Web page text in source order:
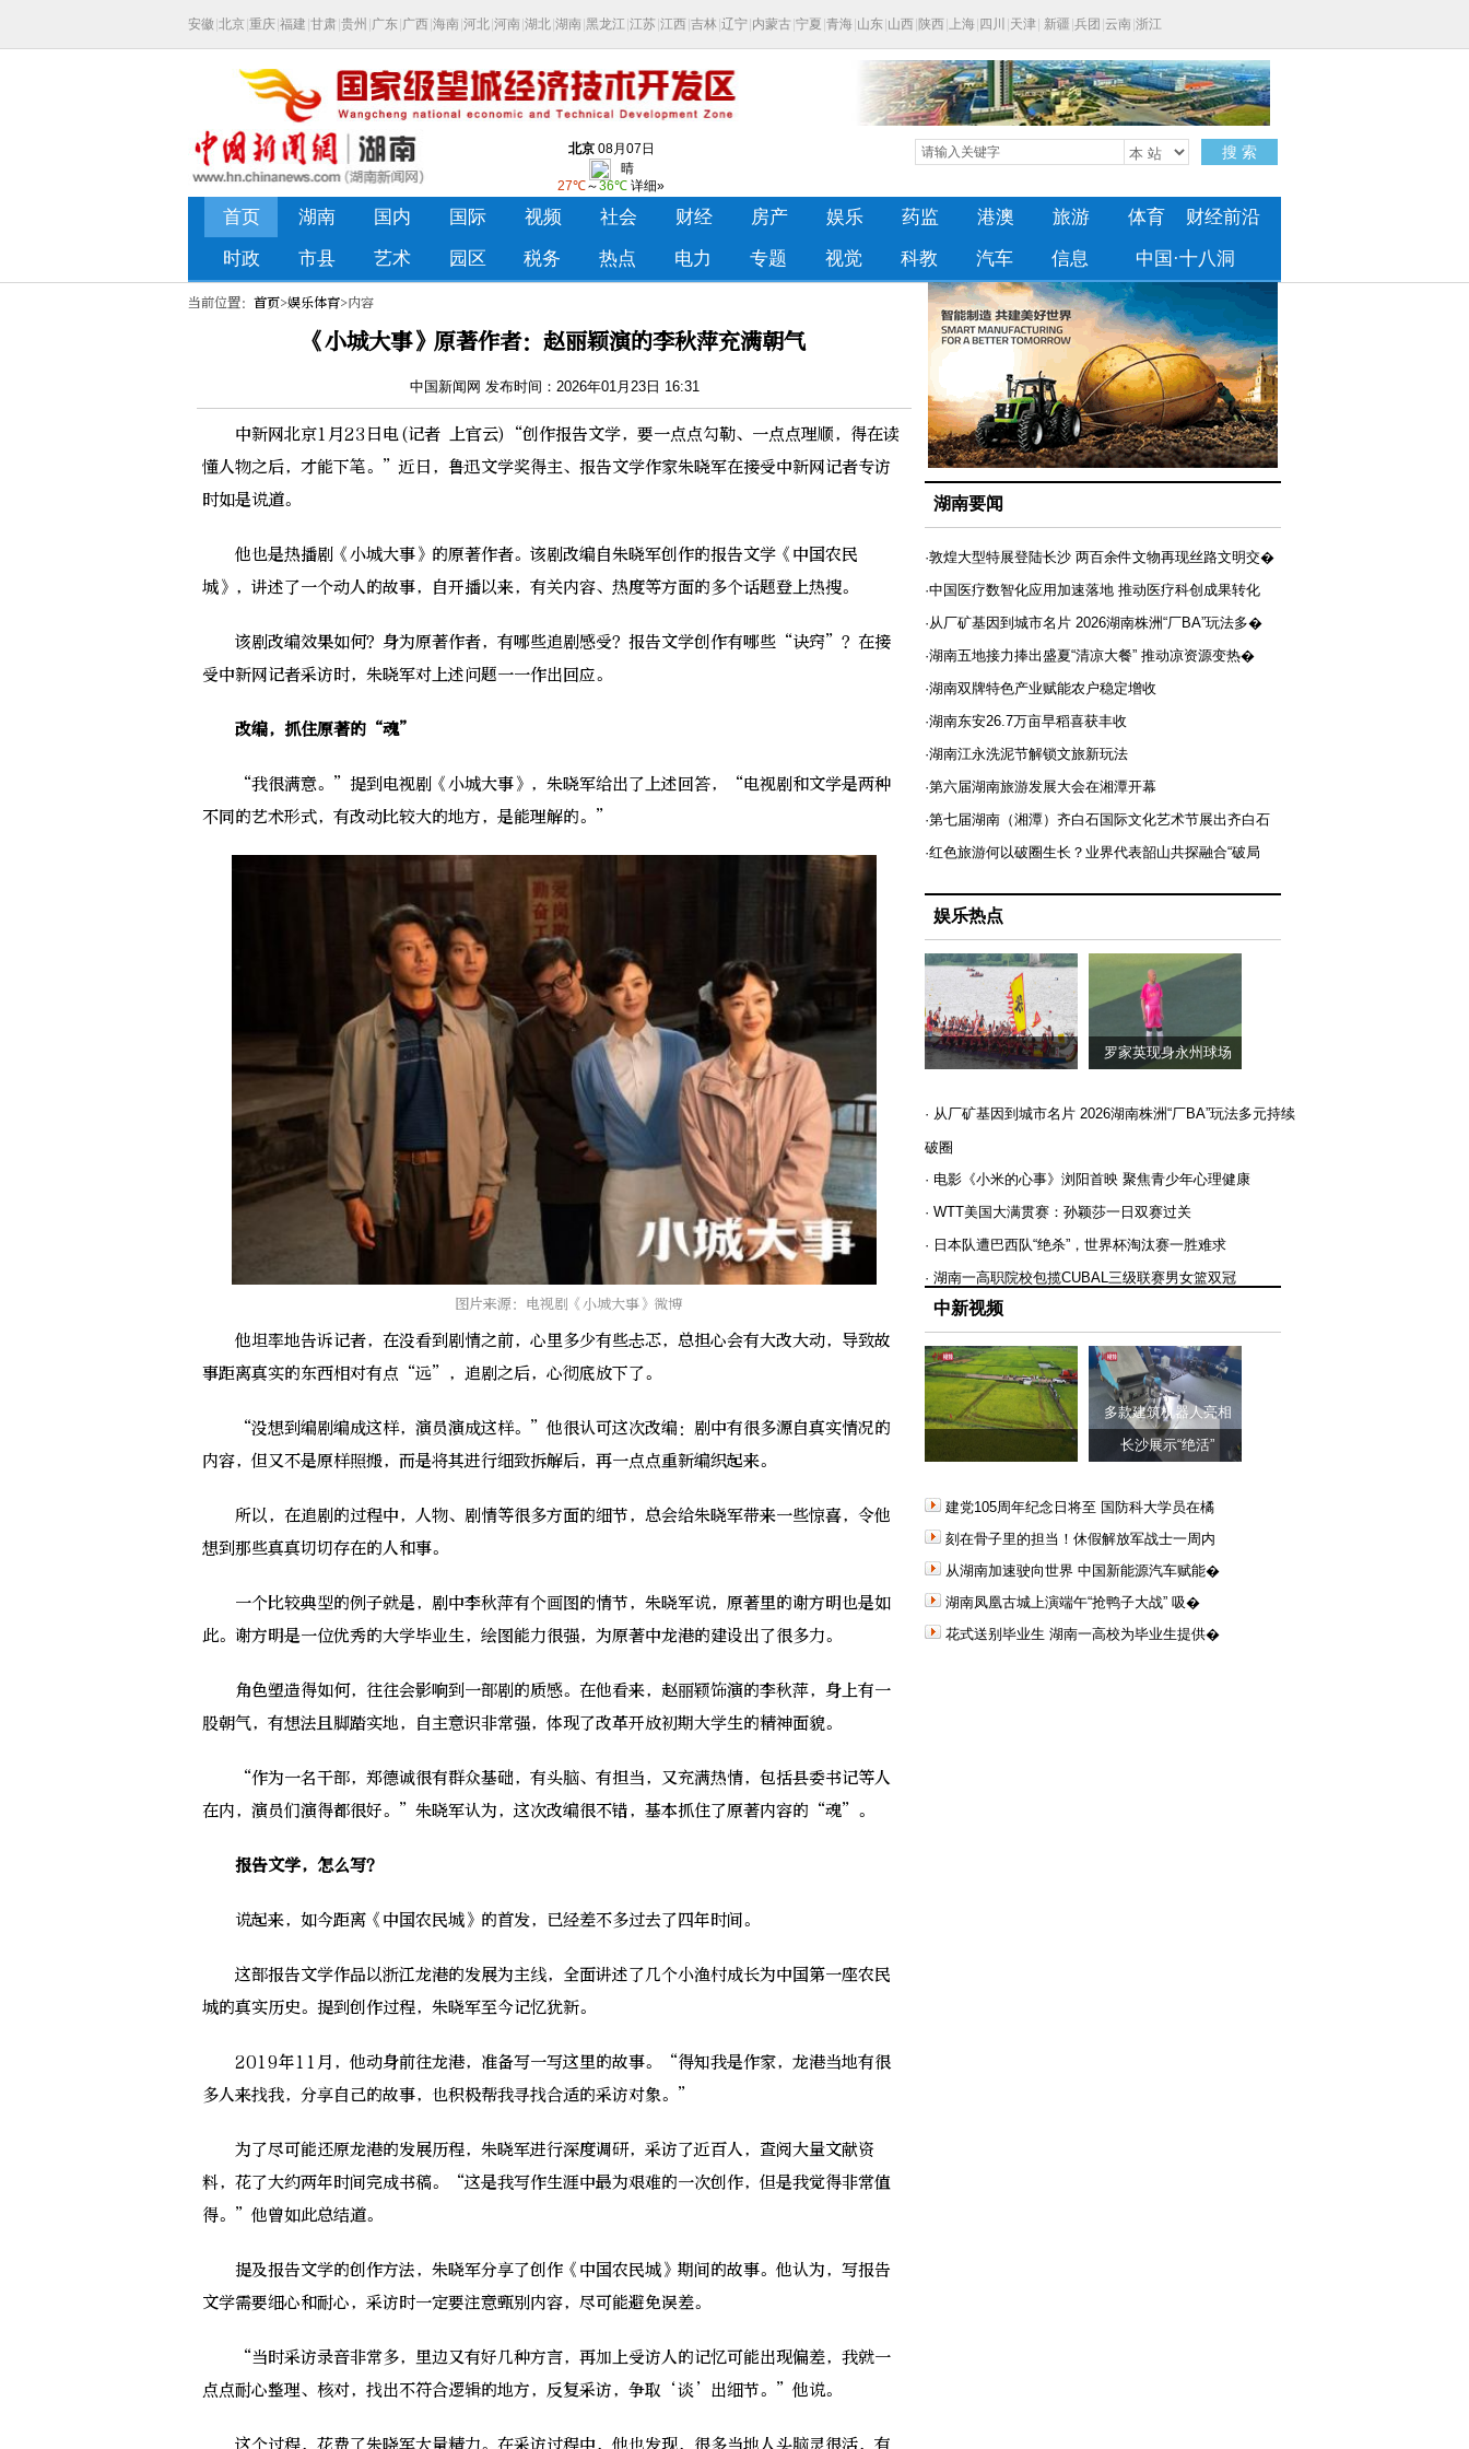
当前位置： 首页>娱乐体育>内容
《小城大事》原著作者：赵丽颖演的李秋萍充满朝气
中国新闻网 发布时间：2026年01月23日 16:31
中新网北京1月23日电(记者 上官云)“创作报告文学，要一点点勾勒、一点点理顺，得在读
懂人物之后，才能下笔。”近日，鲁迅文学奖得主、报告文学作家朱晓军在接受中新网记者专访
时如是说道。
他也是热播剧《小城大事》的原著作者。该剧改编自朱晓军创作的报告文学《中国农民
城》，讲述了一个动人的故事，自开播以来，有关内容、热度等方面的多个话题登上热搜。
该剧改编效果如何？身为原著作者，有哪些追剧感受？报告文学创作有哪些“诀窍”？在接
受中新网记者采访时，朱晓军对上述问题一一作出回应。
改编，抓住原著的“魂”
“我很满意。”提到电视剧《小城大事》，朱晓军给出了上述回答，“电视剧和文学是两种
不同的艺术形式，有改动比较大的地方，是能理解的。”
图片来源：电视剧《小城大事》微博
他坦率地告诉记者，在没看到剧情之前，心里多少有些忐忑，总担心会有大改大动，导致故
事距离真实的东西相对有点“远”，追剧之后，心彻底放下了。
“没想到编剧编成这样，演员演成这样。”他很认可这次改编：剧中有很多源自真实情况的
内容，但又不是原样照搬，而是将其进行细致拆解后，再一点点重新编织起来。
所以，在追剧的过程中，人物、剧情等很多方面的细节，总会给朱晓军带来一些惊喜，令他
想到那些真真切切存在的人和事。
一个比较典型的例子就是，剧中李秋萍有个画图的情节，朱晓军说，原著里的谢方明也是如
此。谢方明是一位优秀的大学毕业生，绘图能力很强，为原著中龙港的建设出了很多力。
角色塑造得如何，往往会影响到一部剧的质感。在他看来，赵丽颖饰演的李秋萍，身上有一
股朝气，有想法且脚踏实地，自主意识非常强，体现了改革开放初期大学生的精神面貌。
“作为一名干部，郑德诚很有群众基础，有头脑、有担当，又充满热情，包括县委书记等人
在内，演员们演得都很好。”朱晓军认为，这次改编很不错，基本抓住了原著内容的“魂”。
报告文学，怎么写？
说起来，如今距离《中国农民城》的首发，已经差不多过去了四年时间。
这部报告文学作品以浙江龙港的发展为主线，全面讲述了几个小渔村成长为中国第一座农民
城的真实历史。提到创作过程，朱晓军至今记忆犹新。
2019年11月，他动身前往龙港，准备写一写这里的故事。“得知我是作家，龙港当地有很
多人来找我，分享自己的故事，也积极帮我寻找合适的采访对象。”
为了尽可能还原龙港的发展历程，朱晓军进行深度调研，采访了近百人，查阅大量文献资
料，花了大约两年时间完成书稿。“这是我写作生涯中最为艰难的一次创作，但是我觉得非常值
得。”他曾如此总结道。
提及报告文学的创作方法，朱晓军分享了创作《中国农民城》期间的故事。他认为，写报告
文学需要细心和耐心，采访时一定要注意甄别内容，尽可能避免误差。
“当时采访录音非常多，里边又有好几种方言，再加上受访人的记忆可能出现偏差，我就一
点点耐心整理、核对，找出不符合逻辑的地方，反复采访，争取‘谈’出细节。”他说。
这个过程，花费了朱晓军大量精力。在采访过程中，他也发现，很多当地人头脑灵很活，有
湖南要闻
·敦煌大型特展登陆长沙 两百余件文物再现丝路文明交�
·中国医疗数智化应用加速落地 推动医疗科创成果转化
·从厂矿基因到城市名片 2026湖南株洲“厂BA”玩法多�
·湖南五地接力捧出盛夏“清凉大餐” 推动凉资源变热�
·湖南双牌特色产业赋能农户稳定增收
·湖南东安26.7万亩早稻喜获丰收
·湖南江永洗泥节解锁文旅新玩法
·第六届湖南旅游发展大会在湘潭开幕
·第七届湖南（湘潭）齐白石国际文化艺术节展出齐白石
·红色旅游何以破圈生长？业界代表韶山共探融合“破局
娱乐热点
罗家英现身永州球场
· 从厂矿基因到城市名片 2026湖南株洲“厂BA”玩法多元持续
破圈
· 电影《小米的心事》浏阳首映 聚焦青少年心理健康
· WTT美国大满贯赛：孙颖莎一日双赛过关
· 日本队遭巴西队“绝杀”，世界杯淘汰赛一胜难求
· 湖南一高职院校包揽CUBAL三级联赛男女篮双冠
中新视频
多款建筑机器人亮相
长沙展示“绝活”
建党105周年纪念日将至 国防科大学员在橘
刻在骨子里的担当！休假解放军战士一周内
从湖南加速驶向世界 中国新能源汽车赋能�
湖南凤凰古城上演端午“抢鸭子大战” 吸�
花式送别毕业生 湖南一高校为毕业生提供�